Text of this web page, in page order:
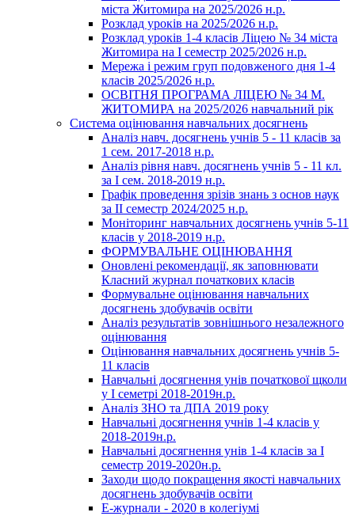
міста Житомира на 2025/2026 н.р.
Розклад уроків на 2025/2026 н.р.
Розклад уроків 1-4 класів Ліцею № 34 міста
Житомира на І семестр 2025/2026 н.р.
Мережа і режим груп подовженого дня 1-4
класів 2025/2026 н.р.
ОСВІТНЯ ПРОГРАМА ЛІЦЕЮ № 34 М.
ЖИТОМИРА на 2025/2026 навчальний рік
Система оцінювання навчальних досягнень
Аналіз навч. досягнень учнів 5 - 11 класів за
1 сем. 2017-2018 н.р.
Аналіз рівня навч. досягнень учнів 5 - 11 кл.
за І сем. 2018-2019 н.р.
Графік проведення зрізів знань з основ наук
за ІІ семестр 2024/2025 н.р.
Моніторинг навчальних досягнень учнів 5-11
класів у 2018-2019 н.р.
ФОРМУВАЛЬНЕ ОЦІНЮВАННЯ
Оновлені рекомендації, як заповнювати
Класний журнал початкових класів
Формувальне оцінювання навчальних
досягнень здобувачів освіти
Аналіз результатів зовнішнього незалежного
оцінювання
Оцінювання навчальних досягнень учнів 5-
11 класів
Навчальні досягнення унів початкової щколи
у І семетрі 2018-2019н.р.
Аналіз ЗНО та ДПА 2019 року
Навчальні досягнення учнів 1-4 класів у
2018-2019н.р.
Навчальні досягнення унів 1-4 класів за І
семестр 2019-2020н.р.
Заходи щодо покращення якості навчальних
досягнень здобувачів освіти
Е-журнали - 2020 в колегіумі